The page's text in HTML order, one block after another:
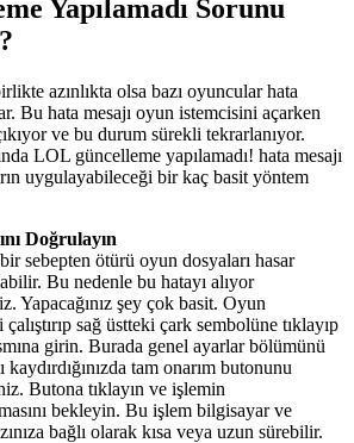
Yapılamadı Sorunu
azınlıkta olsa bazı oyuncular hata
Bu hata mesajı oyun istemcisini açarken
ve bu durum sürekli tekrarlanıyor.
LOL güncelleme yapılamadı! hata mesajı
uygulayabileceği bir kaç basit yöntem
Doğrulayın
sebepten ötürü oyun dosyaları hasar
Bu nedenle bu hatayı alıyor
Yapacağınız şey çok basit. Oyun
sağ üstteki çark sembolüne tıklayıp
girin. Burada genel ayarlar bölümünü
kaydırdığınızda tam onarım butonunu
Butona tıklayın ve işlemin
bekleyin. Bu işlem bilgisayar ve
bağlı olarak kısa veya uzun sürebilir.